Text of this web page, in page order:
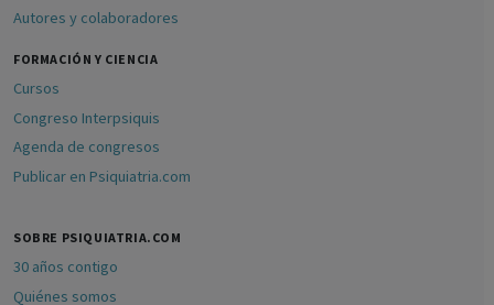
Autores y colaboradores
FORMACIÓN Y CIENCIA
Cursos
Congreso Interpsiquis
Agenda de congresos
Publicar en Psiquiatria.com
SOBRE PSIQUIATRIA.COM
30 años contigo
Quiénes somos